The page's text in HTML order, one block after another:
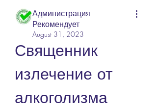
Администрация
Рекомендует
August 31, 2023
Священник
излечение от
алкоголизма